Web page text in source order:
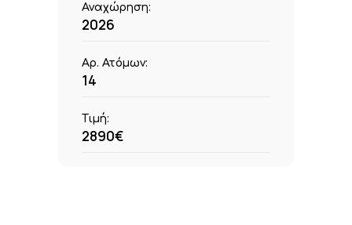
Αναχώρηση:
2026
Αρ. Ατόμων:
14
Τιμή:
2890€